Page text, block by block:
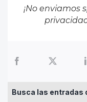
¡No enviamos
Busca las entradas